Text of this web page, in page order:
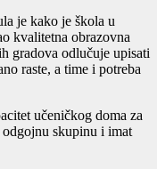
je kako je škola u
kvalitetna obrazovna
gradova odlučuje upisati
raste, a time i potreba
učeničkog doma za
skupinu i imat